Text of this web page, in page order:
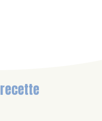
recette